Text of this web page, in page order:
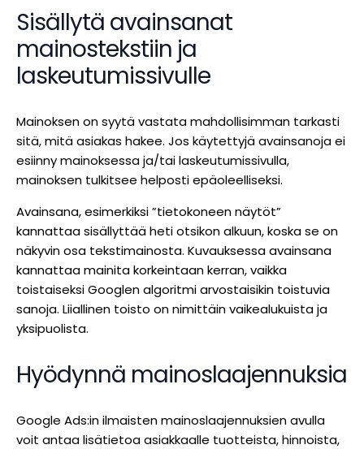
Sisällytä avainsanat
mainostekstiin ja
laskeutumissivulle
Mainoksen on syytä vastata mahdollisimman tarkasti
sitä, mitä asiakas hakee. Jos käytettyjä avainsanoja ei
esiinny mainoksessa ja/tai laskeutumissivulla,
mainoksen tulkitsee helposti epäoleelliseksi.
Avainsana, esimerkiksi ”tietokoneen näytöt”
kannattaa sisällyttää heti otsikon alkuun, koska se on
näkyvin osa tekstimainosta. Kuvauksessa avainsana
kannattaa mainita korkeintaan kerran, vaikka
toistaiseksi Googlen algoritmi arvostaisikin toistuvia
sanoja. Liiallinen toisto on nimittäin vaikealukuista ja
yksipuolista.
Hyödynnä mainoslaajennuksia
Google Ads:in ilmaisten mainoslaajennuksien avulla
voit antaa lisätietoa asiakkaalle tuotteista, hinnoista,